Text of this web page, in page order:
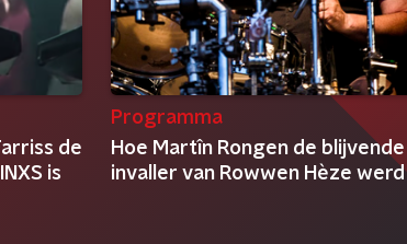
de
is
Programma
Hoe Martîn Rongen de blijvende
invaller van Rowwen Hèze werd